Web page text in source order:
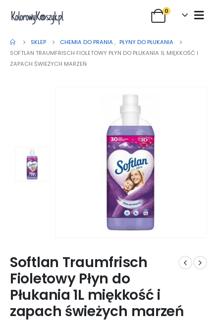
0
SKLEP CHEMIA DO PRANIA , PŁYNY DO PŁUKANIA
SOFTLAN TRAUMFRISCH FIOLETOWY PŁYN DO PŁUKANIA 1L MIĘKKOŚĆ I
ZAPACH ŚWIEŻYCH MARZEŃ
Softlan Traumfrisch
Fioletowy Płyn do
Płukania 1L miękkość i
zapach świeżych marzeń